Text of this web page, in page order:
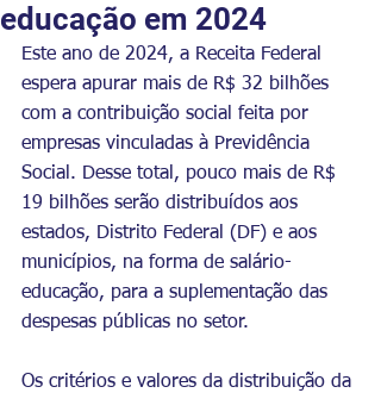
educação em 2024
Este ano de 2024, a Receita Federal
espera apurar mais de R$ 32 bilhões
com a contribuição social feita por
empresas vinculadas à Previdência
Social. Desse total, pouco mais de R$
19 bilhões serão distribuídos aos
estados, Distrito Federal (DF) e aos
municípios, na forma de salário-
educação, para a suplementação das
despesas públicas no setor.
Os critérios e valores da distribuição da